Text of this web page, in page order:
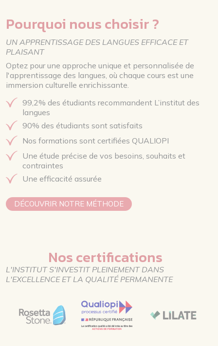
Pourquoi nous choisir ?
UN APPRENTISSAGE DES LANGUES EFFICACE ET
PLAISANT
Optez pour une approche unique et personnalisée de
l'apprentissage des langues, où chaque cours est une
immersion culturelle enrichissante.
99,2% des étudiants recommandent L’institut des
langues
90% des étudiants sont satisfaits
Nos formations sont certifiées QUALIOPI
Une étude précise de vos besoins, souhaits et
contraintes
Une efficacité assurée
DÉCOUVRIR NOTRE MÉTHODE
Nos certifications
L'INSTITUT S'INVESTIT PLEINEMENT DANS
L'EXCELLENCE ET LA QUALITÉ PERMANENTE